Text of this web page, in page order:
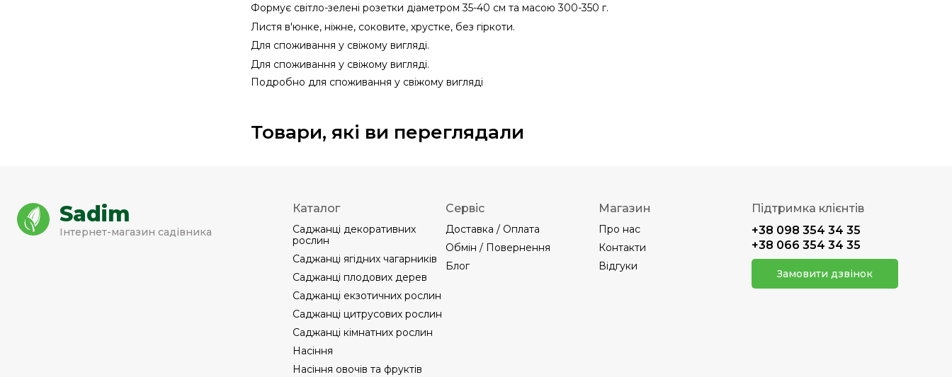
Формує світло-зелені розетки діаметром 35-40 см та масою 300-350 г.
Листя в'юнке, ніжне, соковите, хрустке, без гіркоти.
Для споживання у свіжому вигляді.
Для споживання у свіжому вигляді.
Подробно для споживання у свіжому вигляді
Товари, які ви переглядали
Sadim
Інтернет-магазин садівника
Підтримка клієнтів
+38 098 354 34 35
+38 066 354 34 35
Замовити дзвінок
Каталог
Саджанці декоративних
рослин
Саджанці ягідних чагарників
Саджанці плодових дерев
Саджанці екзотичних рослин
Саджанці цитрусових рослин
Саджанці кімнатних рослин
Насіння
Насіння овочів та фруктів
Сервіс
Доставка / Оплата
Обмін / Повернення
Блог
Магазин
Про нас
Контакти
Відгуки